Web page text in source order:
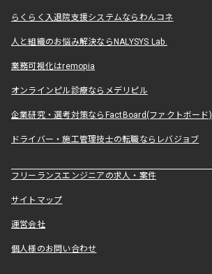
らくらく入退院支援システムならわんコネ
人と組織のお悩み解決ならNALYSYS Lab.
業務可視化はremopia
オンラインピル診療ならメデリピル
企業研究・選考対策ならFactBoard(ファクトボード)
ドライバー・施工管理技士の転職ならレバジョブ
フリーランスエンジニアの求人・案件
サイトマップ
運営会社
個人様のお問い合わせ